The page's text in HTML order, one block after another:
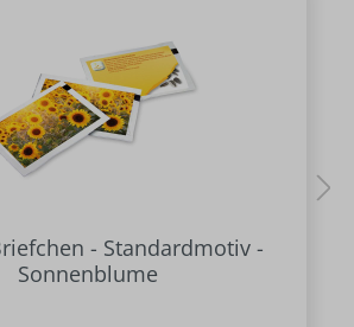
- Standardmotiv -
Sonnenblume